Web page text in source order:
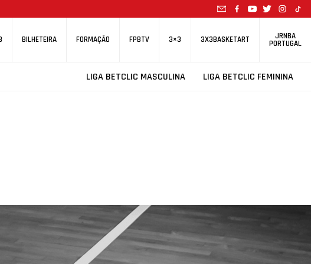
BILHETEIRA FORMAÇÃO FPBTV 3×3 3X3BASKETART JRNBA
PORTUGAL
LIGA BETCLIC MASCULINA LIGA BETCLIC FEMININA